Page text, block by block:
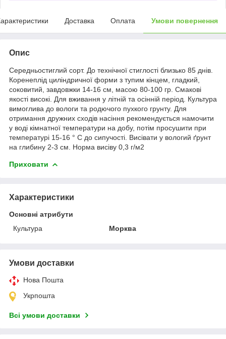
Доставка Оплата Умови повернення
Опис
Середньостиглий сорт. До технічної стиглості близько 85 днів.
Коренеплід циліндричної форми з тупим кінцем, гладкий,
соковитий, завдовжки 14-16 см, масою 80-100 гр. Смакові
якості високі. Для вживання у літній та осінній період. Культура
вимоглива до вологи та родючого пухкого грунту. Для
отримання дружних сходів насіння рекомендується намочити
у воді кімнатної температури на добу, потім просушити при
температурі 15-16 ° С до сипучості. Висівати у вологий ґрунт
на глибину 2-3 см. Норма висіву 0,3 г/м2
Приховати
Характеристики
Основні атрибути
Культура
Морква
Умови доставки
Нова Пошта
Укрпошта
Всі умови доставки